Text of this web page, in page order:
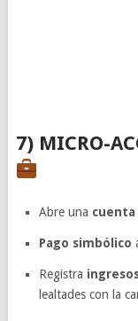
7) MICRO-
Abre una
Pago simbólico
Registra
lealtades con la